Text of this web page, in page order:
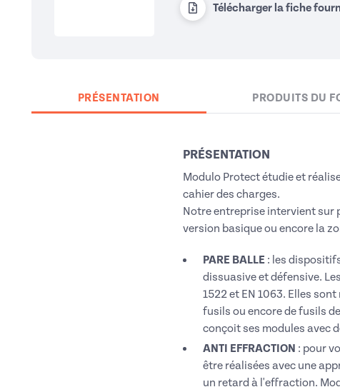
Télécharger la fiche
PRÉSENTATION PRODUITS DU
PRÉSENTATION
Modulo Protect étudie et
cahier des charges.
Notre entreprise intervient sur
version basique ou encore la
PARE BALLE : l es
dissuasive et défensive.
1522 et EN 1063. Elles
fusils ou encore de fusils
conçoit ses modules avec
ANTI EFFRACTION : pour
être réalisées avec une
un retard à l'effraction.